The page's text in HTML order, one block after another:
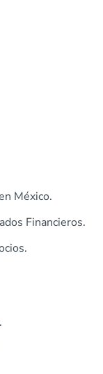
México.
Financieros.